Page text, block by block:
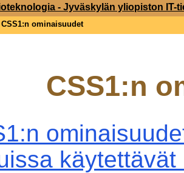
CSS1:n
käytettävät
- Jyväskylän yliopiston IT-
CSS1:n ominaisuudet